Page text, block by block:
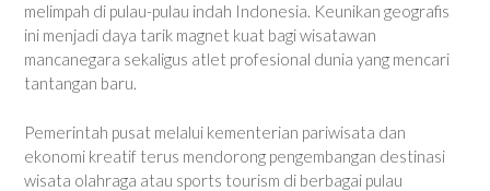
melimpah di pulau-pulau indah Indonesia. Keunikan geografis
ini menjadi daya tarik magnet kuat bagi wisatawan
mancanegara sekaligus atlet profesional dunia yang mencari
tantangan baru.
Pemerintah pusat melalui kementerian pariwisata dan
ekonomi kreatif terus mendorong pengembangan destinasi
wisata olahraga atau sports tourism di berbagai pulau